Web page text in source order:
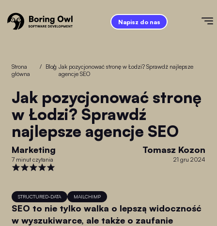
Napisz do nas
Strona
główna
/ Blog
/ Jak pozycjonować stronę w Łodzi? Sprawdź najlepsze
agencje SEO
Jak pozycjonować stronę
w Łodzi? Sprawdź
najlepsze agencje SEO
Marketing
7 minut czytania
Tomasz Kozon
21 gru 2024
STRUCTURED-DATA MAILCHIMP
SEO to nie tylko walka o lepszą widoczność
w wyszukiwarce, ale także o zaufanie